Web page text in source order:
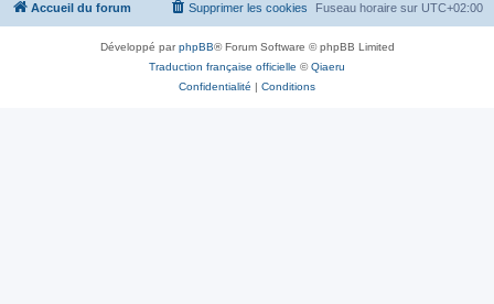
Accueil du forum Fuseau horaire sur UTC+02:00
Supprimer les cookies
Développé parphpBB® Forum Software © phpBB Limited
Traduction française officielle ©Qiaeru
Confidentialité
Conditions